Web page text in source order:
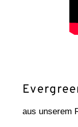
aus unserem